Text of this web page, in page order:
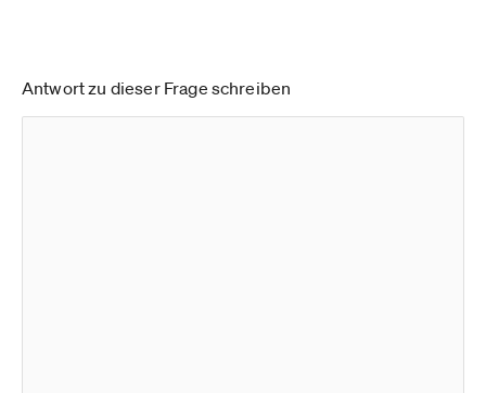
Antwort zu dieser Frage schreiben